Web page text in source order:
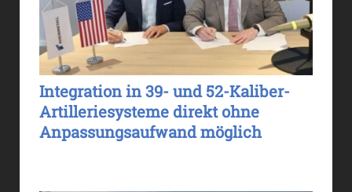
Integration in 39- und 52-Kaliber-
Artilleriesysteme direkt ohne
Anpassungsaufwand möglich